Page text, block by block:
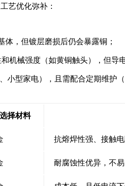
艺优化弥补：
，但镀层磨损后仍会暴露铜；
机械强度（如黄铜触头），但导
型家电），且需配合定期维护（
择材料
抗熔焊性强、接触
耐腐蚀性优异，不